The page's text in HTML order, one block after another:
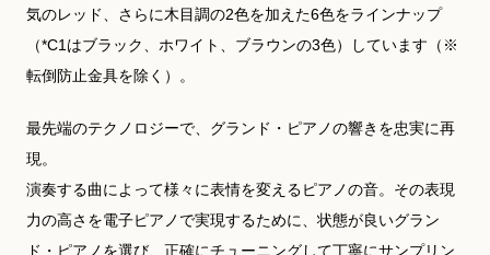
気のレッド、さらに木目調の2色を加えた6色をラインナップ
（*C1はブラック、ホワイト、ブラウンの3色）しています（※
転倒防止金具を除く）。
最先端のテクノロジーで、グランド・ピアノの響きを忠実に再
現。
演奏する曲によって様々に表情を変えるピアノの音。その表現
力の高さを電子ピアノで実現するために、状態が良いグラン
ド・ピアノを選び、正確にチューニングして丁寧にサンプリン